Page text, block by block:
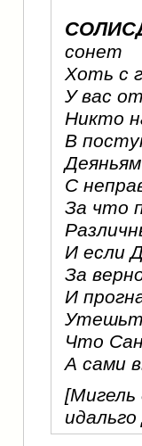
сонет
Хоть с
У вас
Никто
В
С
За что
И если
За
И
Что
А сами